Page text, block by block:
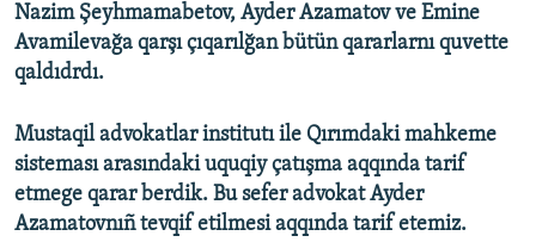
Nazim Şeyhmamabetov, Ayder Azamatov ve Emine
Avamilevağa qarşı çıqarılğan bütün qararlarnı quvette
qaldıdrdı.
Mustaqil advokatlar institutı ile Qırımdaki mahkeme
sisteması arasındaki uquqiy çatışma aqqında tarif
etmege qarar berdik. Bu sefer advokat Ayder
Azamatovnıñ tevqif etilmesi aqqında tarif etemiz.